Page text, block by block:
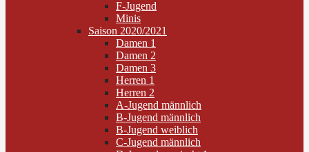
F-Jugend
Minis
Saison 2020/2021
Damen 1
Damen 2
Damen 3
Herren 1
Herren 2
A-Jugend männlich
B-Jugend männlich
B-Jugend weiblich
C-Jugend männlich